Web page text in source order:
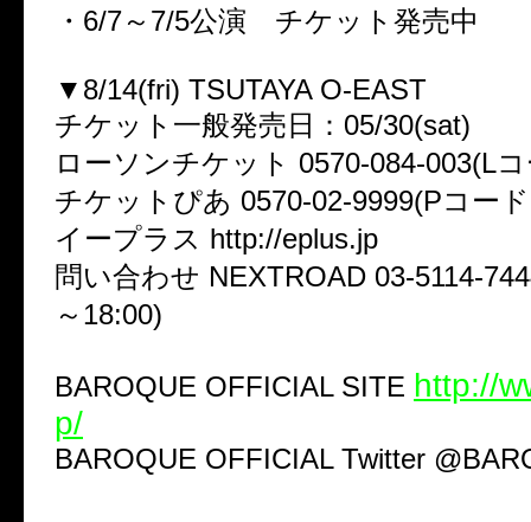
・6/7～7/5公演 チケット発売中
▼8/14(fri) TSUTAYA O-EAST
チケット一般発売日：05/30(sat)
ローソンチケット 0570-084-003(L
チケットぴあ 0570-02-9999(Pコー
イープラス http://eplus.jp
問い合わせ NEXTROAD 03-5114-
～18:00)
BAROQUE OFFICIAL SITE http://
p/
BAROQUE OFFICIAL Twitter